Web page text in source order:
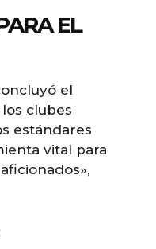
EL
el
clubes
estándares
vital para